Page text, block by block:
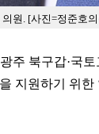
원. [사진=정준호
주 북구갑·국
지원하기 위